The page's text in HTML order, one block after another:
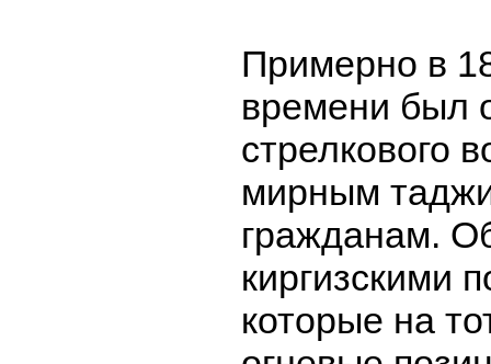
Примерно в
времени был
стрелкового
мирным
гражданам.
киргизскими
которые на